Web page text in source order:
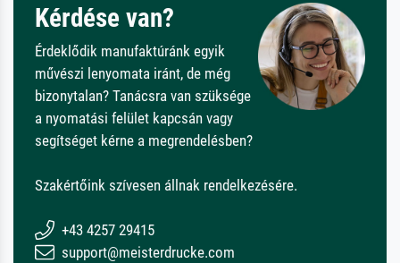
Kérdése van?
Érdeklődik manufaktúránk egyik
művészi lenyomata iránt, de még
bizonytalan? Tanácsra van szüksége
a nyomatási felület kapcsán vagy
segítséget kérne a megrendelésben?
Szakértőink szívesen állnak rendelkezésére.
+43 4257 29415
support@meisterdrucke.com